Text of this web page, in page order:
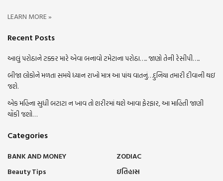
LEARN MORE »
Recent Posts
આલું પરોઠાને ટક્કર મારે એવા બનાવો ટમેટાના પરોઠા….. જાણો તેની રેસીપી…..
બીજા લોકોને મળતા સમયે ધ્યાન રાખો માત્ર આ પાંચ વાતનું…દુનિયા તમારી દીવાની થઇ
જશે.
એક મહિના સુધી બટાટા ન ખાવ તો શરીરમાં થશે આવા ફેરફાર, આ માહિતી જાણી
ચોંકી જશો…
Categories
BANK AND MONEY
Beauty Tips
ZODIAC
ઇતિહાસ